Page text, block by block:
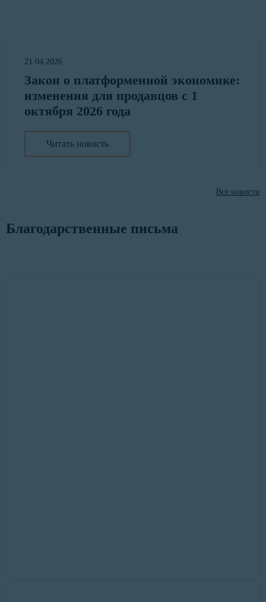
21.04.2026
Закон о платформенной экономике:
изменения для продавцов с 1
октября 2026 года
Читать новость
Все новости
Благодарственные письма